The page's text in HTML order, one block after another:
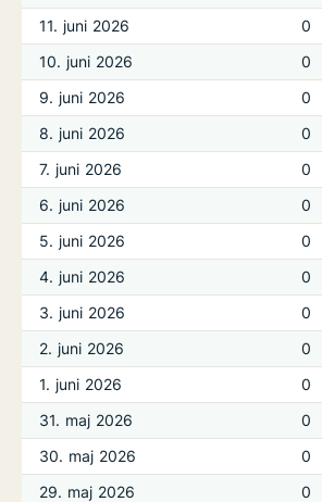
11. juni 2026
0
10. juni 2026
0
9. juni 2026
0
8. juni 2026
0
7. juni 2026
0
6. juni 2026
0
5. juni 2026
0
4. juni 2026
0
3. juni 2026
0
2. juni 2026
0
1. juni 2026
0
31. maj 2026
0
30. maj 2026
0
29. maj 2026
0